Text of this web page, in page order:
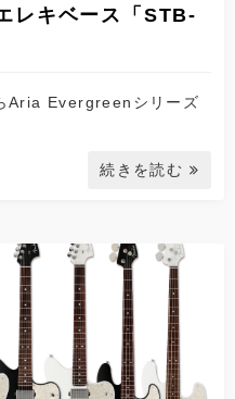
レキベース「STB-
Aria Evergreenシリーズ
続きを読む